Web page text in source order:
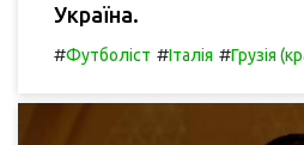
Україна.
#Футболіст #Італія #Грузія